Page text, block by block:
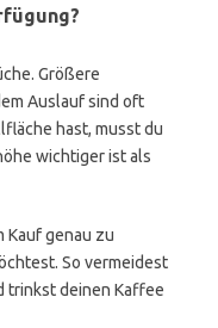
Größere
Auslauf sind oft
hast, musst du
wichtiger ist als
Kauf genau zu
So vermeidest
trinkst deinen Kaffee